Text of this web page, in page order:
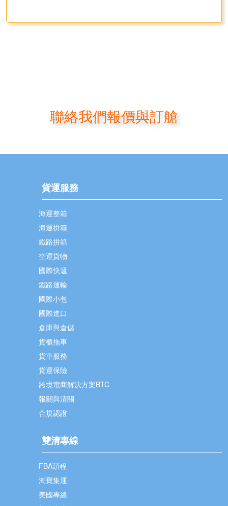
聯絡我們報價與訂艙
貨運服務
海運整箱
海運拼箱
鐵路拼箱
空運貨物
國際快遞
鐵路運輸
國際小包
國際進口
倉庫與倉儲
貨櫃拖車
貨車服務
貨運保險
跨境電商解決方案BTC
報關與清關
合規認證
雙清專線
FBA頭程
淘寶集運
美國專線